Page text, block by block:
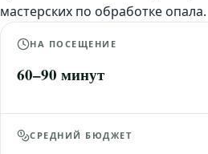
мастерских по обработке опала.
НА ПОСЕЩЕНИЕ
60–90 минут
СРЕДНИЙ БЮДЖЕТ